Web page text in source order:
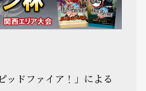
ッドファイア！」による